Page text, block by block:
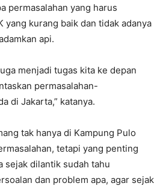
permasalahan yang harus
yang kurang baik dan tidak adanya
api.
menjadi tugas kita ke depan
permasalahan-
di Jakarta,” katanya.
tak hanya di Kampung Pulo
tetapi yang penting
sejak dilantik sudah tahu
dan problem apa, agar sejak